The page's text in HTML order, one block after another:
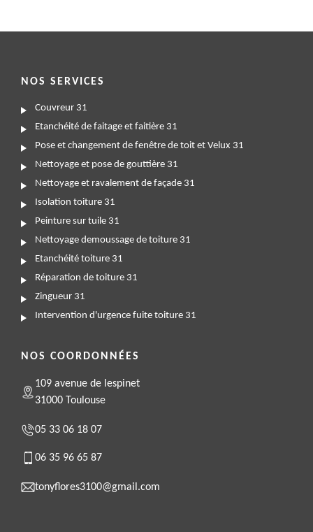
NOS SERVICES
Couvreur 31
Etanchéité de faitage et faitière 31
Pose et changement de fenêtre de toit et Velux 31
Nettoyage et pose de gouttière 31
Nettoyage et ravalement de façade 31
Isolation toiture 31
Peinture sur tuile 31
Nettoyage demoussage de toiture 31
Etanchéité toiture 31
Réparation de toiture 31
Zingueur 31
Intervention d'urgence fuite toiture 31
NOS COORDONNÉES
109 avenue de lespinet
31000 Toulouse
05 33 06 18 07
06 35 96 65 87
tonyflores3100@gmail.com